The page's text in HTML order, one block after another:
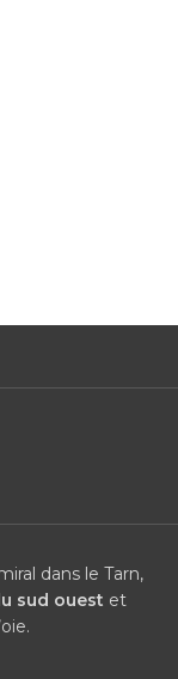
dans le Tarn,
sud ouest et